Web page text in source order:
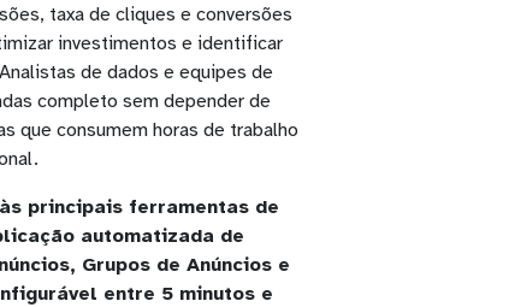
taxa de cliques e conversões
investimentos e identificar
de dados e equipes de
completo sem depender de
que consumem horas de trabalho
principais ferramentas de
automatizada de
Grupos de Anúncios e
entre 5 minutos e